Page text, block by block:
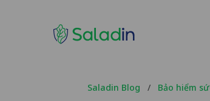
Saladin Blog / Bảo hiểm